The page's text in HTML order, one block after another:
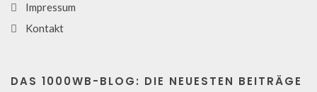
Impressum
Kontakt
DAS 1000WB-BLOG: DIE NEUESTEN BEITRÄGE